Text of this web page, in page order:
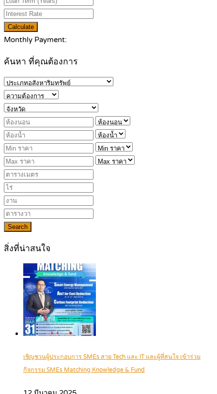
Calculate
Monthly Payment:
ค้นหา ที่คุณต้องการ
Search
สิ่งที่น่าสนใจ
เชิญชวนผู้ประกอบการ SMEs สาย Tech และ IT และผู้ที่สนใจ เข้าร่วม
กิจกรรม SMEs Matching Knowledge & Fund